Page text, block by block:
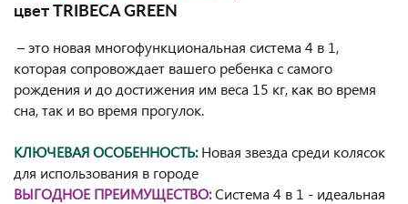
цвет TRIBECA GREEN
– это новая многофункциональная система 4 в 1,
которая сопровождает вашего ребенка с самого
рождения и до достижения им веса 15 кг, как во время
сна, так и во время прогулок.
КЛЮЧЕВАЯ ОСОБЕННОСТЬ:Новая звезда среди колясок
для использования в городе
ВЫГОДНОЕ ПРЕИМУЩЕСТВО:Система 4 в 1 - идеальная